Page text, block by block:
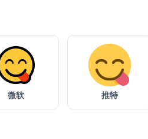
微软 推特